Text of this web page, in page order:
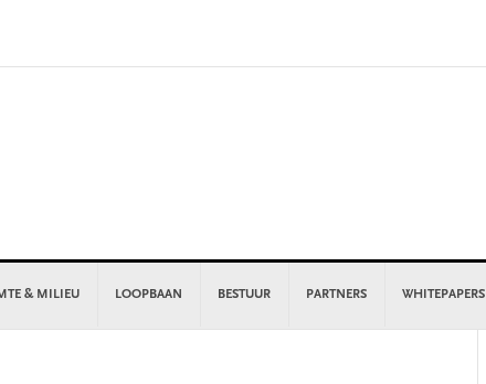
& MILIEU LOOPBAAN BESTUUR PARTNERS WHITEPAPERS